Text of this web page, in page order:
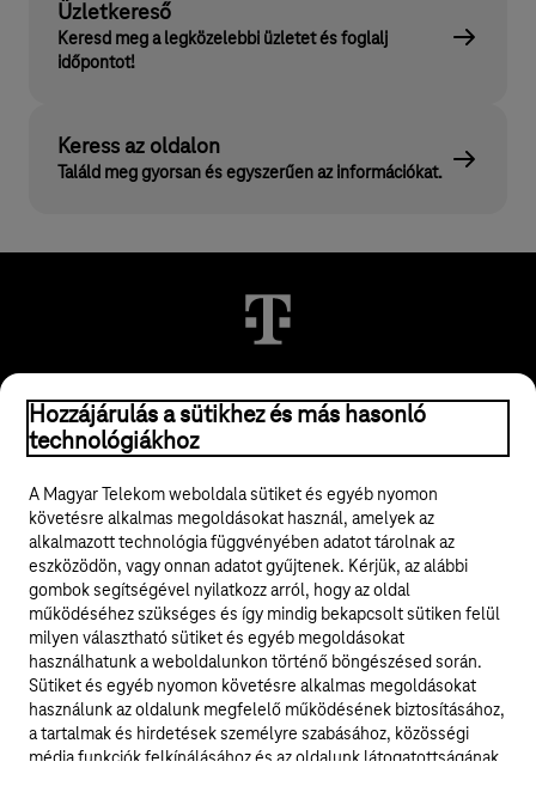
Üzletkereső
Keresd meg a legközelebbi üzletet és foglalj
időpontot!
Keress az oldalon
Találd meg gyorsan és egyszerűen az információkat.
© 2026 Magyar Telekom Nyrt.
ÁSZF
Adatvédelem
Felhívások
Közösségi média
Hozzájárulás a sütikhez és más hasonló
technológiákhoz
A Magyar Telekom weboldala sütiket és egyéb nyomon
követésre alkalmas megoldásokat használ, amelyek az
alkalmazott technológia függvényében adatot tárolnak az
eszközödön, vagy onnan adatot gyűjtenek. Kérjük, az alábbi
gombok segítségével nyilatkozz arról, hogy az oldal
működéséhez szükséges és így mindig bekapcsolt sütiken felül
milyen választható sütiket és egyéb megoldásokat
használhatunk a weboldalunkon történő böngészésed során.
Sütiket és egyéb nyomon követésre alkalmas megoldásokat
használunk az oldalunk megfelelő működésének biztosításához,
a tartalmak és hirdetések személyre szabásához, közösségi
média funkciók felkínálásához és az oldalunk látogatottságának